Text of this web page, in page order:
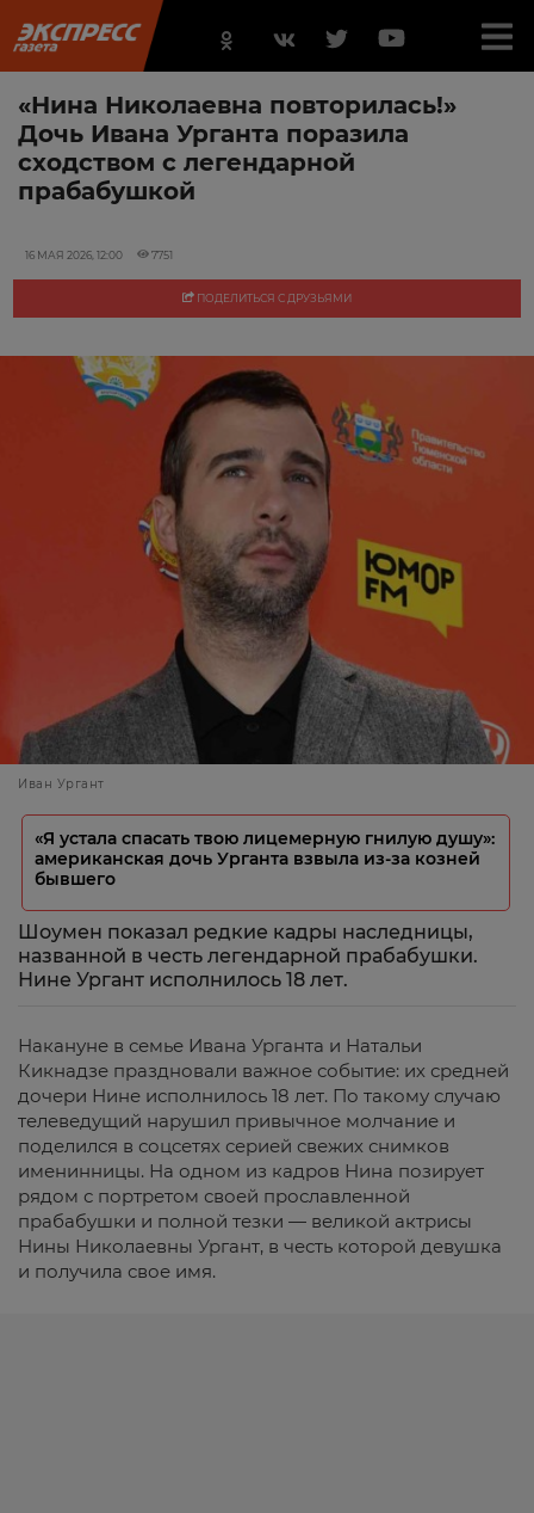
«Нина Николаевна повторилась!»
Дочь Ивана Урганта поразила
сходством с легендарной
прабабушкой
16 МАЯ 2026, 12:00 7751
ПОДЕЛИТЬСЯ С ДРУЗЬЯМИ
Иван Ургант
«Я устала спасать твою лицемерную гнилую душу»:
американская дочь Урганта взвыла из-за козней
бывшего
Шоумен показал редкие кадры наследницы,
названной в честь легендарной прабабушки.
Нине Ургант исполнилось 18 лет.
Накануне в семье Ивана Урганта и Натальи
Кикнадзе праздновали важное событие: их средней
дочери Нине исполнилось 18 лет. По такому случаю
телеведущий нарушил привычное молчание и
поделился в соцсетях серией свежих снимков
именинницы. На одном из кадров Нина позирует
рядом с портретом своей прославленной
прабабушки и полной тезки — великой актрисы
Нины Николаевны Ургант, в честь которой девушка
и получила свое имя.